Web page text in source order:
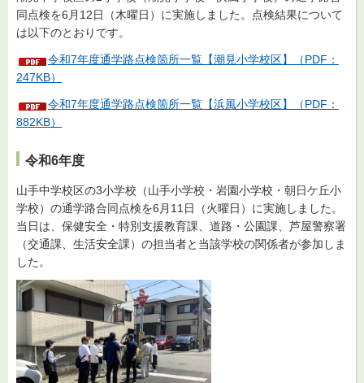
同点検を6月12日（木曜日）に実施しました。
点検結果について
は以下のとおりです。
令和7年度通学路点検箇所一覧【潮見小学校区】（PDF：
247KB）
令和7年度通学路点検箇所一覧【浜風小学校区】（PDF：
882KB）
令和6年度
山手中学校区の3小学校（山手小学校・岩園小学校・朝日ケ丘小
学校）の通学路合同点検を6月11日（火曜日）に実施しました。
当日は、保健安全・特別支援教育課、道路・公園課、芦屋警察署
（交通課、生活安全課）の担当者と当該学校の関係者が参加しま
した。